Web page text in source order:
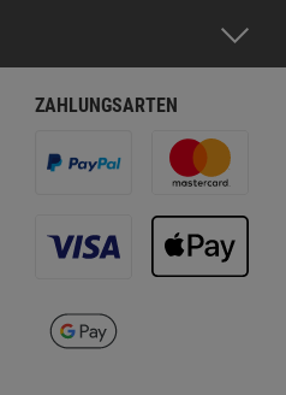
ZAHLUNGSARTEN